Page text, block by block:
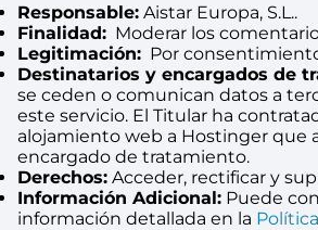
Responsable: Aistar Europa, S.L..
Finalidad: Moderar los
Legitimación: Por
Destinatarios y encargados de
se ceden o comunican datos a
este servicio. El Titular ha
alojamiento web a Hostinger que
encargado de tratamiento.
Derechos: Acceder, rectificar y
Información Adicional: Puede
información detallada en la